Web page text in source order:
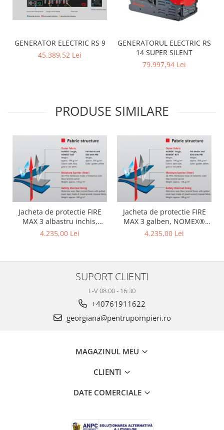
GENERATOR ELECTRIC RS 9
45.389,52 Lei
GENERATORUL ELECTRIC RS
14 SUPER SILENT
79.997,94 Lei
PRODUSE SIMILARE
Jacheta de protectie FIRE
MAX 3 albastru inchis,
NOMEX® TOUGHT
4.235,00 Lei
Jacheta de protectie FIRE
MAX 3 galben, NOMEX®
Tought
4.235,00 Lei
SUPORT CLIENTI
L-V 08:00 - 16:30
+40761911622
georgiana@pentrupompieri.ro
MAGAZINUL MEU
CLIENTI
DATE COMERCIALE